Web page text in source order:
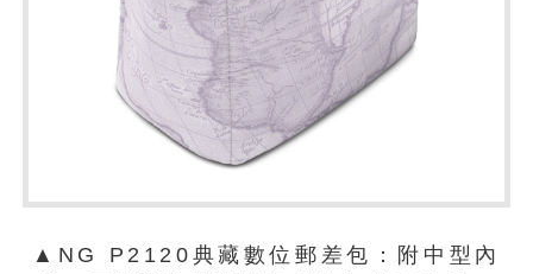
▲NG P2120典藏數位郵差包：附中型內